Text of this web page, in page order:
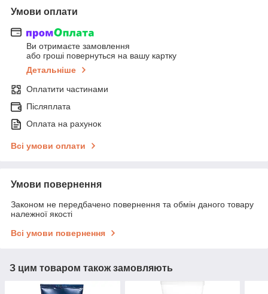
Умови оплати
Ви отримаєте замовлення
або гроші повернуться на вашу картку
Детальніше
Оплатити частинами
Післяплата
Оплата на рахунок
Всі умови оплати
Умови повернення
Законом не передбачено повернення та обмін даного товару
належної якості
Всі умови повернення
З цим товаром також замовляють